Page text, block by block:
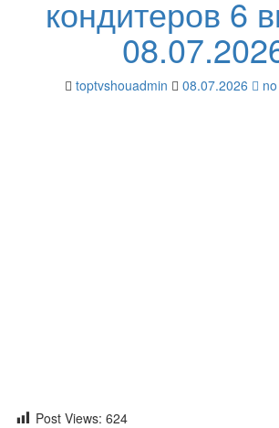
кондитеров 6
toptvshouadmin 08.07.2026
Post Views: 624